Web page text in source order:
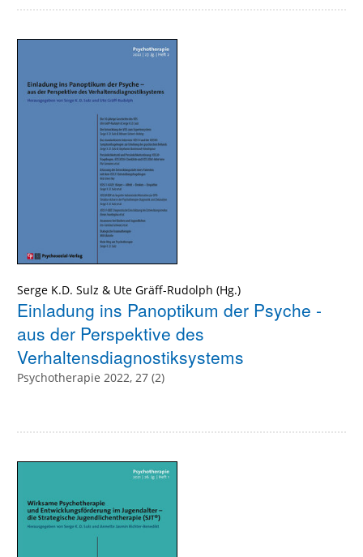
Serge K.D. Sulz & Ute Gräff-Rudolph (Hg.)
Einladung ins Panoptikum der Psyche -
aus der Perspektive des
Verhaltensdiagnostiksystems
Psychotherapie 2022, 27 (2)